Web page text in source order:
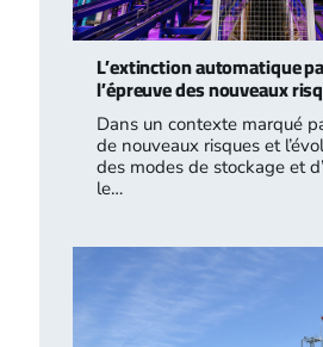
L’extinction automatique
l’épreuve des nouveaux
Dans un contexte marqué
de nouveaux risques et
des modes de stockage et
le…